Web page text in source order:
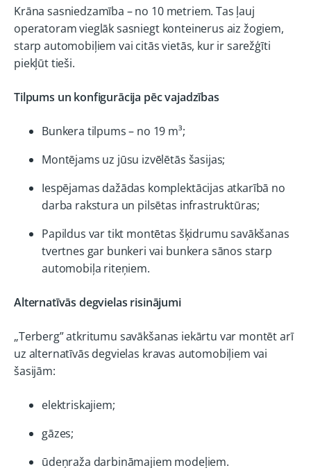
Krāna sasniedzamība – no 10 metriem. Tas ļauj
operatoram vieglāk sasniegt konteinerus aiz žogiem,
starp automobiļiem vai citās vietās, kur ir sarežģīti
piekļūt tieši.
Tilpums un konfigurācija pēc vajadzības
Bunkera tilpums – no 19 m³;
Montējams uz jūsu izvēlētās šasijas;
Iespējamas dažādas komplektācijas atkarībā no
darba rakstura un pilsētas infrastruktūras;
Papildus var tikt montētas šķidrumu savākšanas
tvertnes gar bunkeri vai bunkera sānos starp
automobiļa riteņiem.
Alternatīvās degvielas risinājumi
„Terberg” atkritumu savākšanas iekārtu var montēt arī
uz alternatīvās degvielas kravas automobiļiem vai
šasijām:
elektriskajiem;
gāzes;
ūdeņraža darbināmajiem modeļiem.